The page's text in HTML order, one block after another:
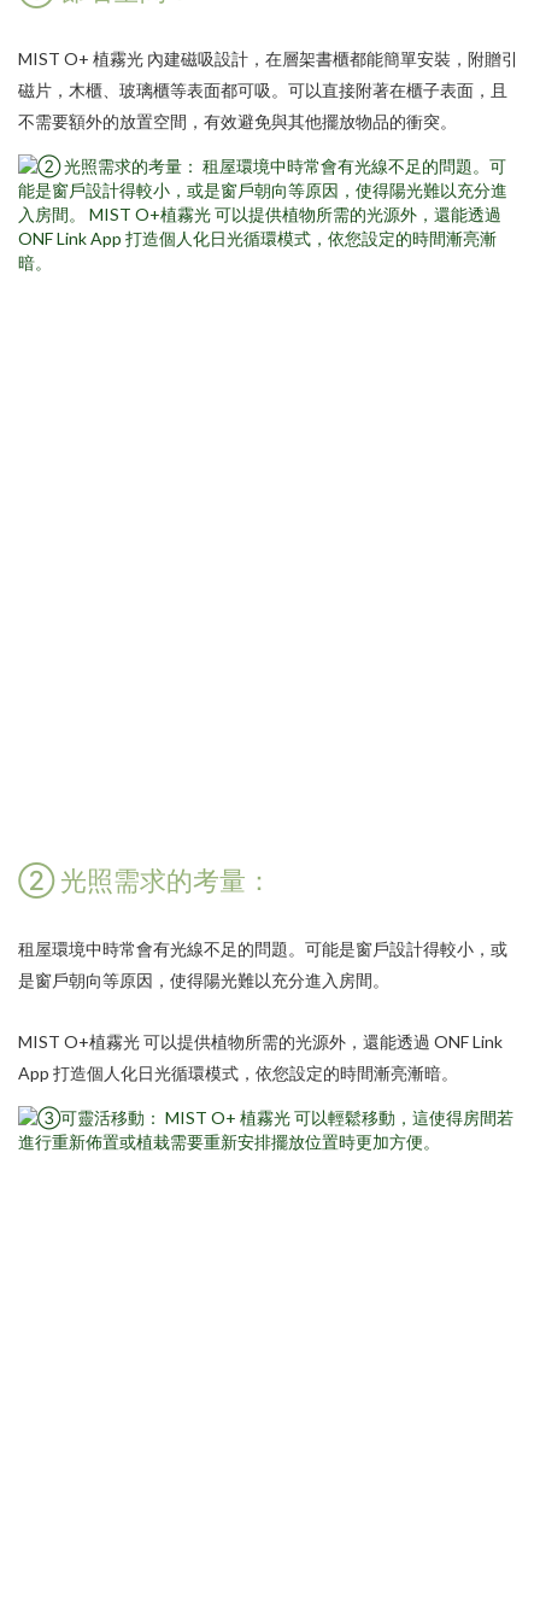
MIST O+ 植霧光 內建磁吸設計，在層架書櫃都能簡單安裝，附贈引
磁片，木櫃、玻璃櫃等表面都可吸。可以直接附著在櫃子表面，且
不需要額外的放置空間，有效避免與其他擺放物品的衝突。
② 光照需求的考量：
租屋環境中時常會有光線不足的問題。可能是窗戶設計得較小，或
是窗戶朝向等原因，使得陽光難以充分進入房間。
MIST O+植霧光可以提供植物所需的光源外，還能透過 ONF Link
App 打造個人化日光循環模式，依您設定的時間漸亮漸暗。